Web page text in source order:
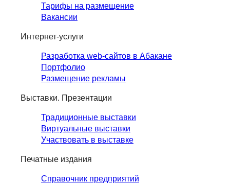
Тарифы на размещение
Вакансии
Интернет-услуги
Разработка web-сайтов в Абакане
Портфолио
Размещение рекламы
Выставки. Презентации
Традиционные выставки
Виртуальные выставки
Участвовать в выставке
Печатные издания
Справочник предприятий